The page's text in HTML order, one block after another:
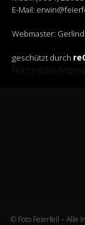
E-Mail:
Webmaster:
geschützt durch
© Foto Feierfeil – Alle